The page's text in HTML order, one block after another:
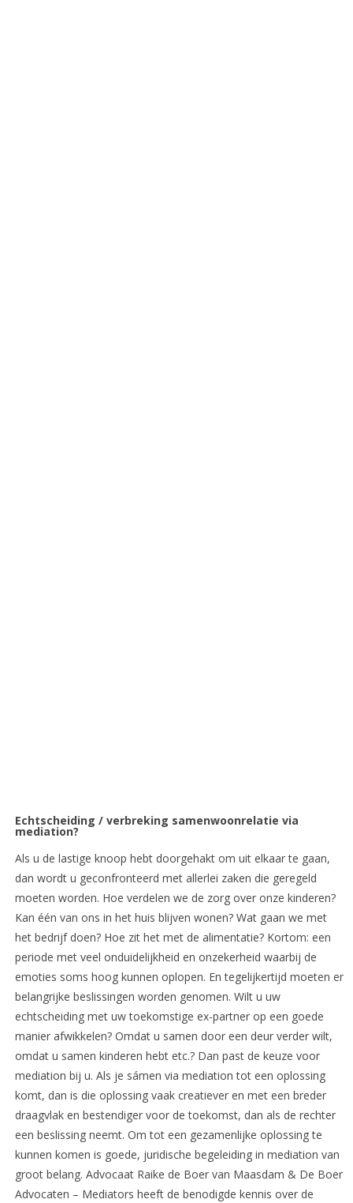
Echtscheiding / verbreking samenwoonrelatie via
mediation?
Als u de lastige knoop hebt doorgehakt om uit elkaar te gaan,
dan wordt u geconfronteerd met allerlei zaken die geregeld
moeten worden. Hoe verdelen we de zorg over onze kinderen?
Kan één van ons in het huis blijven wonen? Wat gaan we met
het bedrijf doen? Hoe zit het met de alimentatie? Kortom: een
periode met veel onduidelijkheid en onzekerheid waarbij de
emoties soms hoog kunnen oplopen. En tegelijkertijd moeten er
belangrijke beslissingen worden genomen. Wilt u uw
echtscheiding met uw toekomstige ex-partner op een goede
manier afwikkelen? Omdat u samen door een deur verder wilt,
omdat u samen kinderen hebt etc.? Dan past de keuze voor
mediation bij u. Als je sámen via mediation tot een oplossing
komt, dan is die oplossing vaak creatiever en met een breder
draagvlak en bestendiger voor de toekomst, dan als de rechter
een beslissing neemt. Om tot een gezamenlijke oplossing te
kunnen komen is goede, juridische begeleiding in mediation van
groot belang. Advocaat Raike de Boer van Maasdam & De Boer
Advocaten – Mediators heeft de benodigde kennis over de